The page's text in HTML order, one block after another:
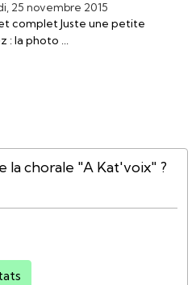
25 novembre 2015
complet Juste une petite
: la photo ...
la chorale "A Kat'voix" ?